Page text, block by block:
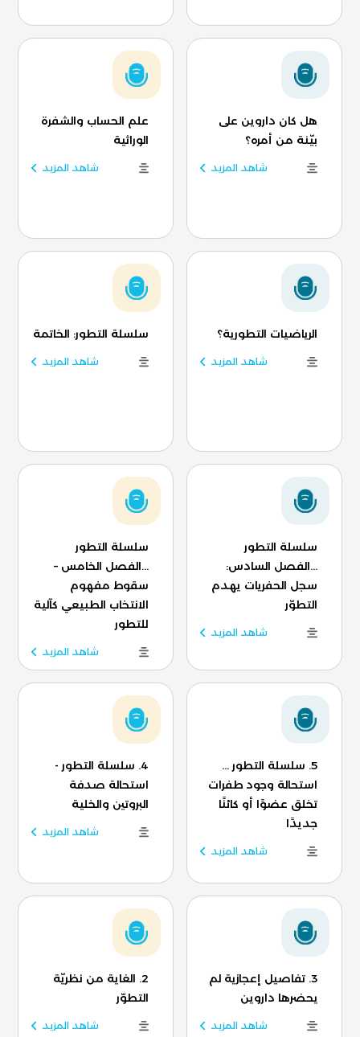
هل كان داروين على
بيّنة من أمره؟
شاهد المزيد
علم الحساب والشفرة
الوراثية
شاهد المزيد
الرياضيات التطورية؟
شاهد المزيد
سلسلة التطور: الخاتمة
شاهد المزيد
سلسلة التطور
...الفصل السادس:
سجل الحفريات يهدم
التطوّر
شاهد المزيد
سلسلة التطور
...الفصل الخامس –
سقوط مفهوم
الانتخاب الطبيعي كآلية
للتطور
شاهد المزيد
5. سلسلة التطور ...
استحالة وجود طفرات
تخلق عضوًا أو كائنًا
جديدًا
شاهد المزيد
4. سلسلة التطور -
استحالة صدفة
البروتين والخلية
شاهد المزيد
3. تفاصيل إعجازية لم
يحضرها داروين
شاهد المزيد
2. الغاية من نظريّة
التطوّر
شاهد المزيد